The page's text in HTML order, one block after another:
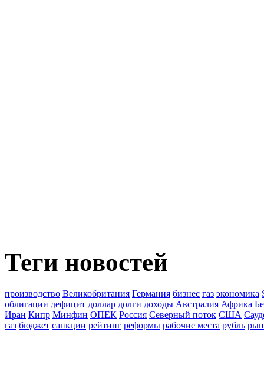
Теги новостей
производство Великобритания Германия бизнес газ экономика
облигации дефицит доллар долги доходы Австралия Африка
Иран Кипр Минфин ОПЕК Россия Северный поток США
газ бюджет санкции рейтинг реформы рабочие места рубль